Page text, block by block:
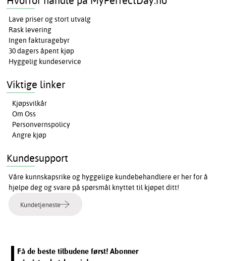
Lave priser og stort utvalg
Rask levering
Ingen fakturagebyr
30 dagers åpent kjøp
Hyggelig kundeservice
Viktige linker
Kjøpsvilkår
Om Oss
Personvernspolicy
Angre kjøp
Kundesupport
Våre kunnskapsrike og hyggelige kundebehandlere er her for å
hjelpe deg og svare på spørsmål knyttet til kjøpet ditt!
Kundetjeneste
Få de beste tilbudene først! Abonner